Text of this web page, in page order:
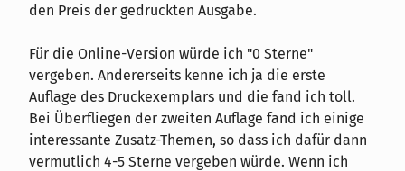
den Preis der gedruckten Ausgabe.
Für die Online-Version würde ich "0 Sterne"
vergeben. Andererseits kenne ich ja die erste
Auflage des Druckexemplars und die fand ich toll.
Bei Überfliegen der zweiten Auflage fand ich einige
interessante Zusatz-Themen, so dass ich dafür dann
vermutlich 4-5 Sterne vergeben würde. Wenn ich